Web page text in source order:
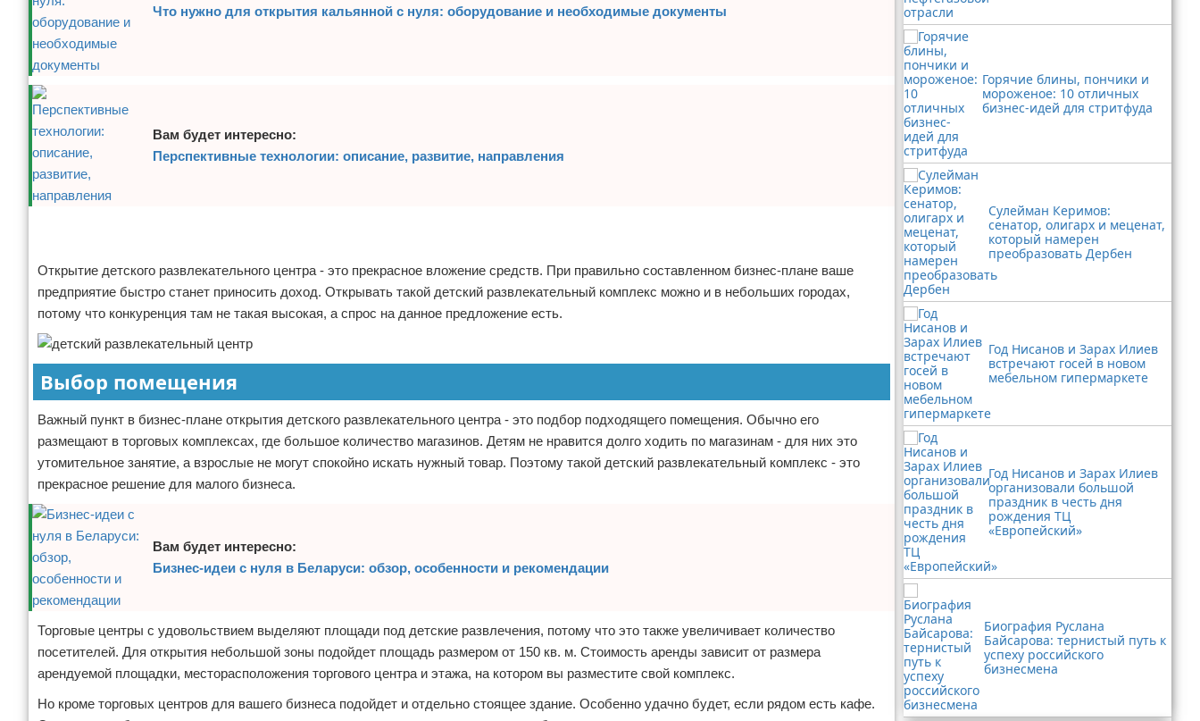
Что нужно для открытия кальянной с нуля: оборудование и необходимые документы
Вам будет интересно:
Перспективные технологии: описание, развитие, направления
Открытие детского развлекательного центра - это прекрасное вложение средств. При правильно составленном бизнес-плане ваше
предприятие быстро станет приносить доход. Открывать такой детский развлекательный комплекс можно и в небольших городах,
потому что конкуренция там не такая высокая, а спрос на данное предложение есть.
Выбор помещения
Важный пункт в бизнес-плане открытия детского развлекательного центра - это подбор подходящего помещения. Обычно его
размещают в торговых комплексах, где большое количество магазинов. Детям не нравится долго ходить по магазинам - для них это
утомительное занятие, а взрослые не могут спокойно искать нужный товар. Поэтому такой детский развлекательный комплекс - это
прекрасное решение для малого бизнеса.
Вам будет интересно:
Бизнес-идеи с нуля в Беларуси: обзор, особенности и рекомендации
Торговые центры с удовольствием выделяют площади под детские развлечения, потому что это также увеличивает количество
посетителей. Для открытия небольшой зоны подойдет площадь размером от 150 кв. м. Стоимость аренды зависит от размера
арендуемой площадки, месторасположения торгового центра и этажа, на котором вы разместите свой комплекс.
Но кроме торговых центров для вашего бизнеса подойдет и отдельно стоящее здание. Особенно удачно будет, если рядом есть кафе.
Горячие блины, пончики и
мороженое: 10 отличных
бизнес-идей для стритфуда
Сулейман Керимов:
сенатор, олигарх и меценат,
который намерен
преобразовать Дербен
Год Нисанов и Зарах Илиев
встречают госей в новом
мебельном гипермаркете
Год Нисанов и Зарах Илиев
организовали большой
праздник в честь дня
рождения ТЦ
«Европейский»
Биография Руслана
Байсарова: тернистый путь к
успеху российского
бизнесмена